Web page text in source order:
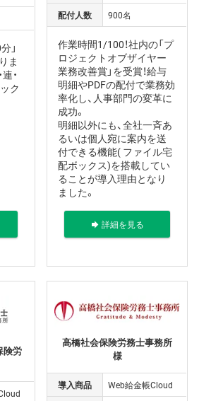
」
ま
・
ク
配付人数
900名
作業時間1/100！社内の「プ
ロジェクトオブザイヤー
業務改善賞」を受賞！給与
明細やPDFの配付で業務効
率化し、人事部門の変革に
成功。
明細以外にも、全社一斉あ
るいは個人宛に案内を送
付できる機能( ファイル宅
配ボックス)を搭載してい
ることが導入理由となり
ました。
詳細を見る
険労
高橋社会保険労務士事務所
様
導入商品
Web給金帳Cloud